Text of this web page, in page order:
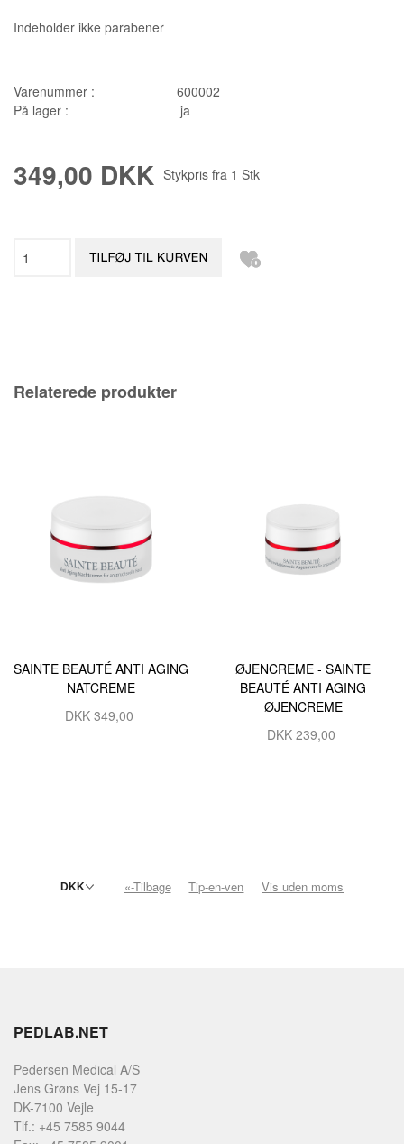
Indeholder ikke parabener
Varenummer :
600002
På lager :
ja
349,00 DKK Stykpris fra 1 Stk
Relaterede produkter
SAINTE BEAUTÉ ANTI AGING
NATCREME
DKK 349,00
ØJENCREME - SAINTE
BEAUTÉ ANTI AGING
ØJENCREME
DKK 239,00
«-Tilbage Tip-en-ven Vis uden moms
PEDLAB.NET
Pedersen Medical A/S
Jens Grøns Vej 15-17
DK-7100 Vejle
Tlf.: +45 7585 9044